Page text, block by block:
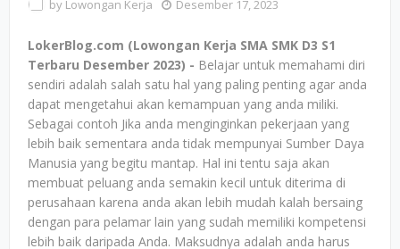
by Lowongan Kerja Desember 17, 2023
LokerBlog.com (Lowongan Kerja SMA SMK D3 S1
Terbaru Desember 2023) - Belajar untuk memahami diri
sendiri adalah salah satu hal yang paling penting agar anda
dapat mengetahui akan kemampuan yang anda miliki.
Sebagai contoh Jika anda menginginkan pekerjaan yang
lebih baik sementara anda tidak mempunyai Sumber Daya
Manusia yang begitu mantap. Hal ini tentu saja akan
membuat peluang anda semakin kecil untuk diterima di
perusahaan karena anda akan lebih mudah kalah bersaing
dengan para pelamar lain yang sudah memiliki kompetensi
lebih baik daripada Anda. Maksudnya adalah anda harus